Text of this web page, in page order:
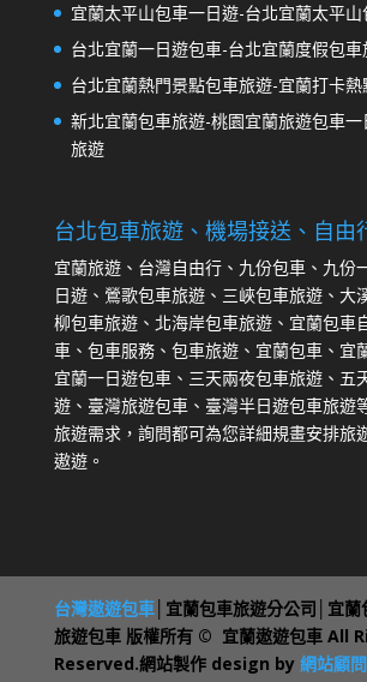
宜蘭太平山包車一日遊-台北宜蘭太平山
台北宜蘭一日遊包車-台北宜蘭度假包車
台北宜蘭熱門景點包車旅遊-宜蘭打卡
新北宜蘭包車旅遊-桃園宜蘭旅遊包車
旅遊
台北包車旅遊、機場接送、自由
宜蘭旅遊、台灣自由行、九份包車、九份
日遊、鶯歌包車旅遊、三峽包車旅遊、大
柳包車旅遊、北海岸包車旅遊、宜蘭包車
車、包車服務、包車旅遊、宜蘭包車、宜
宜蘭一日遊包車、三天兩夜包車旅遊、五
遊、臺灣旅遊包車、臺灣半日遊包車旅遊
旅遊需求，詢問都可為您詳細規畫安排旅
遨遊。
台灣遨遊包車│宜蘭包車旅遊分公司│宜蘭
旅遊包車 版權所有 © 宜蘭遨遊包車 All
Reserved.網站製作 design by 網站顧問│